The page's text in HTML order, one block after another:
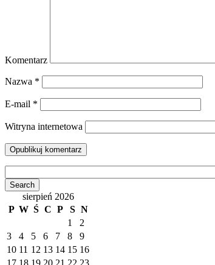
Komentarz
Nazwa *
E-mail *
Witryna internetowa
sierpień 2026
P W Ś C P S N
1
2
3
4 5 6 7 8
9
10 11 12 13 14 15 16